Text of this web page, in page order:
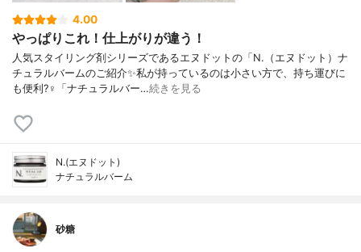
4.00
やっぱりこれ！仕上がりが違う！
人気スタイリング剤シリーズであるエヌドットの「N.（エヌドット）ナ
チュラルバームのご紹介✨私が持っているのは小さい方で、持ち運びに
も便利?‍♀️「ナチュラルバー…続きを見る
N.(エヌドット)
ナチュラルバーム
砂糖